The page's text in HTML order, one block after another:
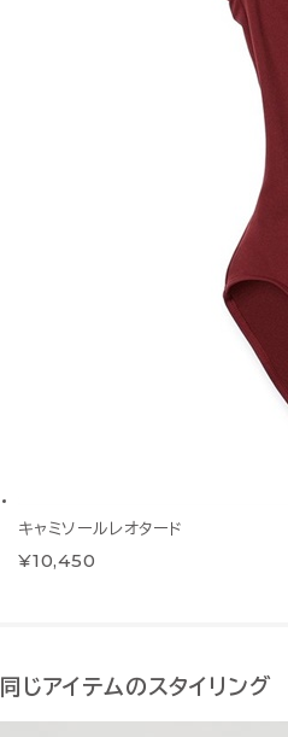
キャミソールレオタード
¥10,450
同じアイテムのスタイリング